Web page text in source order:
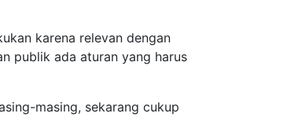
karena relevan dengan
publik ada aturan yang harus
masing, sekarang cukup